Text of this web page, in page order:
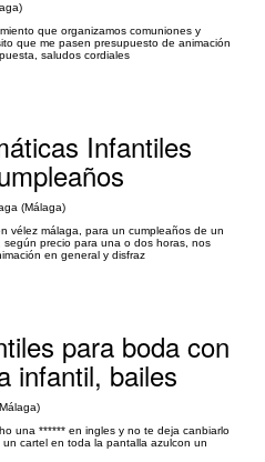
que organizamos comuniones y
que me pasen presupuesto de animación
saludos cordiales
Infantiles
(Málaga)
vélez málaga, para un cumpleaños de un
precio para una o dos horas, nos
en general y disfraz
para boda con
infantil, bailes
una ****** en ingles y no te deja canbiarlo
cartel en toda la pantalla azulcon un